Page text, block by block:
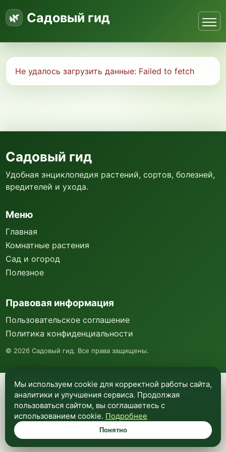
Садовый гид
Не удалось загрузить данные: Failed to fetch
Мы используем куки и Яндекс Метрику для
анализа посещаемости и улучшения работы
сайта. Подробнее —в политике
конфиденциальности.
Понятно
Садовый гид
Удобная энциклопедия растений, сортов, болезней,
вредителей и ухода.
Меню
Главная
Комнатные растения
Сад и огород
Полезное
Правовая информация
Пользовательское соглашение
Политика конфиденциальности
© 2026 Садовый гид. Все права защищены.
Мы используем cookie для корректной работы сайта,
аналитики и улучшения сервиса. Продолжая
пользоваться сайтом, вы соглашаетесь с
использованием cookie. Подробнее
Понятно